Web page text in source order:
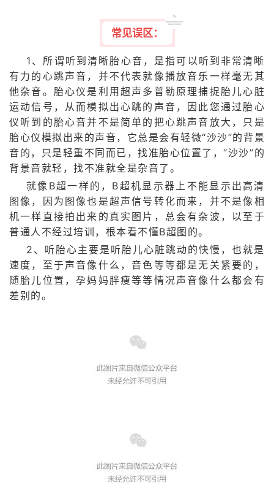
常见误区：
1、所谓听到清晰胎心音，是指可以听到非常清晰
有力的心跳声音，并不代表就像播放音乐一样毫无其
他杂音。胎心仪是利用超声多普勒原理捕捉胎儿心脏
运动信号，从而模拟出心跳的声音，因此您通过胎心
仪听到的胎心音并不是简单的把心跳声音放大，只是
胎心仪模拟出来的声音，它总是会有轻微“沙沙”的背景
音的，只是轻重不同而已，找准胎心位置了，“沙沙”的
背景音就轻，找不准就全是杂音了。
就像B超一样的，B超机显示器上不能显示出高清
图像，因为图像也是超声信号转化而来，并不是像相
机一样直接拍出来的真实图片，总会有杂波，以至于
普通人不经过培训，根本看不懂B超图的。
2、听胎心主要是听胎儿心脏跳动的快慢，也就是
速度，至于声音像什么，音色等等都是无关紧要的，
随胎儿位置，孕妈妈胖瘦等等情况声音像什么都会有
差别的。